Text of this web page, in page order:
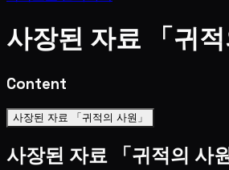
사장된 자료 「귀적
Content
사장된 자료 「귀적의 사원」
사장된 자료 「귀적의 사원